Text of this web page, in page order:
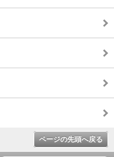
ページの先頭へ戻る